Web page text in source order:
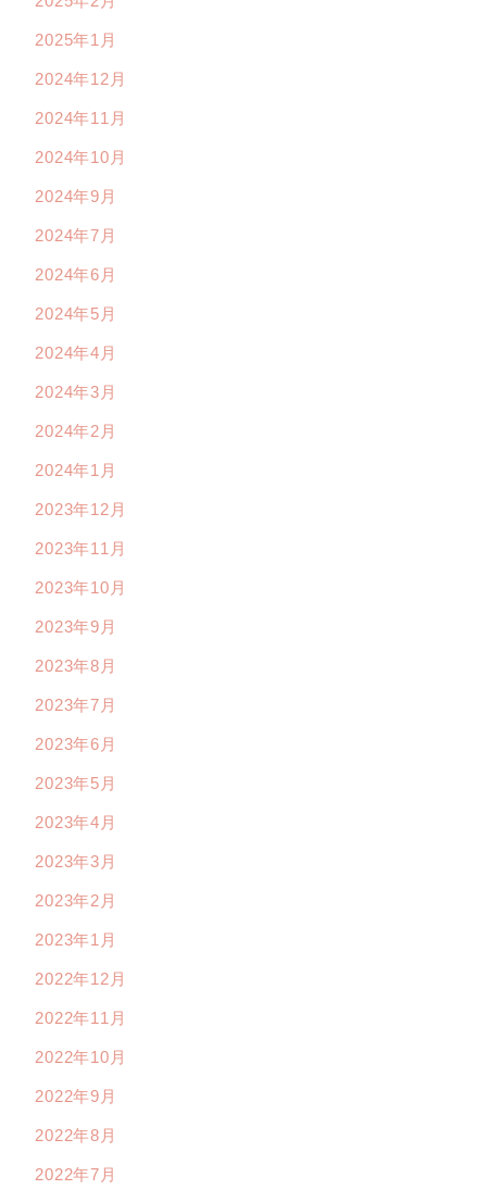
2025年1月
2024年12月
2024年11月
2024年10月
2024年9月
2024年7月
2024年6月
2024年5月
2024年4月
2024年3月
2024年2月
2024年1月
2023年12月
2023年11月
2023年10月
2023年9月
2023年8月
2023年7月
2023年6月
2023年5月
2023年4月
2023年3月
2023年2月
2023年1月
2022年12月
2022年11月
2022年10月
2022年9月
2022年8月
2022年7月